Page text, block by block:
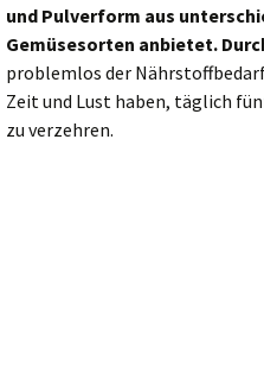
und Pulverform aus
Gemüsesorten anbietet.
problemlos der
Zeit und Lust haben, täglich
zu verzehren.